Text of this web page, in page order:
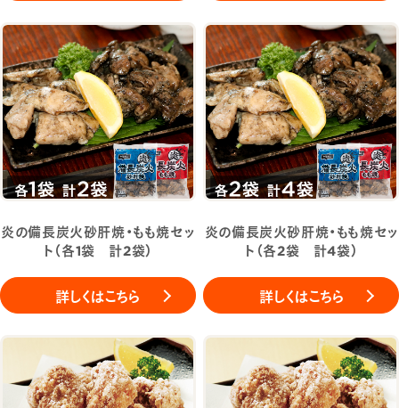
炎の備長炭火砂肝焼・もも焼セッ
ト（各1袋 計2袋）
詳しくはこちら
炎の備長炭火砂肝焼・もも焼セッ
ト（各2袋 計4袋）
詳しくはこちら